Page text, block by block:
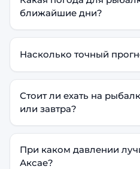
ближайшие дни?
Насколько точный
Стоит ли ехать на
или завтра?
При каком давлении
Аксае?